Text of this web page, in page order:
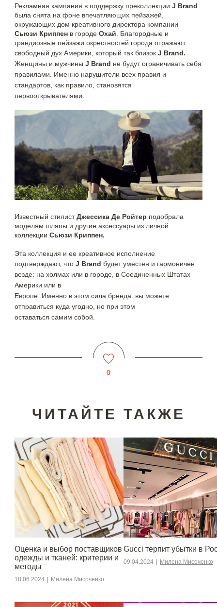
Рекламная кампания в поддержку преколлекции J Brand
была снята на фоне впечатляющих пейзажей,
окружающих дом креативного директора компании
Сьюзи Криппен в городе Охай . Благородные и
грандиозные пейзажи окрестностей города отражают
свободный дух Америки, который так близок J Brand.
Женщины и мужчины J Brand не будутограничивать себя
правилами. Именно нарушители всех правил и
стандартов, как правило, становятся
первооткрывателями.
Известный стилистДжессика Де Ройтер подобрала
моделям шляпы и другие аксессуары из личной
коллекции Сьюзи Криппен.
Эта коллекция и ее креативное исполнение
подтверждают, что J Brand будет уместен и гармоничен
везде: на холмах или в городе, в Соединенных Штатах
Америки или в
Европе. Именно в этом сила бренда: вы можете
отправиться куда угодно, но при этом
оставаться самим собой.
0
ЧИТАЙТЕ ТАКЖЕ
Оценка и выбор поставщиков
одежды и тканей: критерии и
методы
18.06.2024 Милена Мисоченко
Gucci терпит убытки в
09.04.2024 Милена Мисоченко